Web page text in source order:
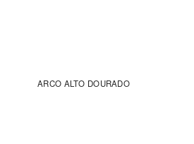
ARCO ALTO DOURADO